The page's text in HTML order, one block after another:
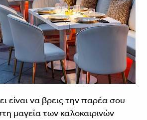
είναι να βρεις την παρέα σου
μαγεία των καλοκαιρινών